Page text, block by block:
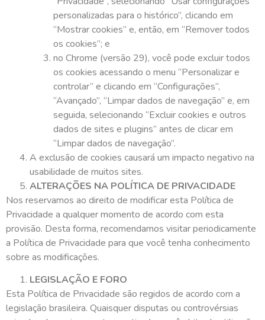
personalizadas para o histórico”, clicando em
“Mostrar cookies” e, então, em “Remover todos
os cookies”; e
no Chrome (versão 29), você pode excluir todos
os cookies acessando o menu “Personalizar e
controlar” e clicando em “Configurações”,
“Avançado”, “Limpar dados de navegação” e, em
seguida, selecionando “Excluir cookies e outros
dados de sites e plugins” antes de clicar em
“Limpar dados de navegação”.
A exclusão de cookies causará um impacto negativo na
usabilidade de muitos sites.
ALTERAÇÕES NA POLÍTICA DE PRIVACIDADE
Nos reservamos ao direito de modificar esta Política de
Privacidade a qualquer momento de acordo com esta
provisão. Desta forma, recomendamos visitar periodicamente
a Política de Privacidade para que você tenha conhecimento
sobre as modificações.
LEGISLAÇÃO E FORO
Esta Política de Privacidade são regidos de acordo com a
legislação brasileira. Quaisquer disputas ou controvérsias